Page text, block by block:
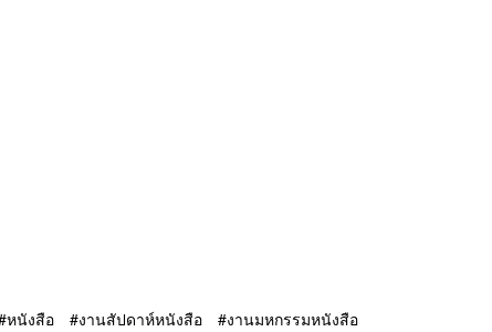
หนังสือ งานสัปดาห์หนังสือ งานมหกรรมหนังสือ